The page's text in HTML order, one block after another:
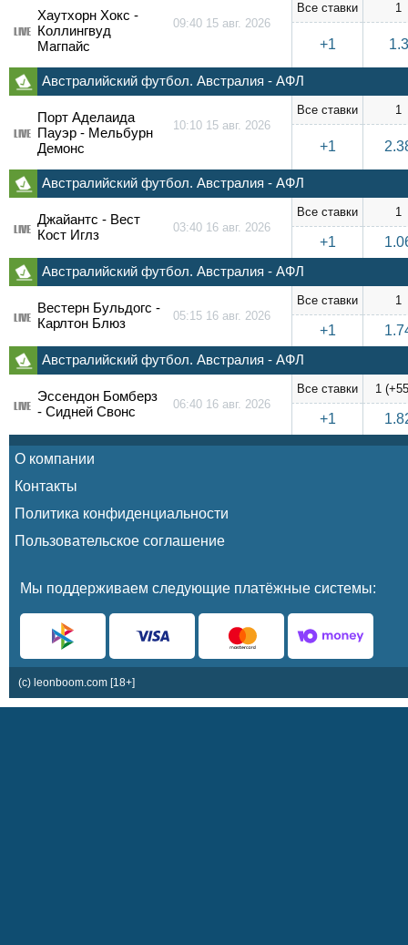
Хаутхорн Хокс -
Коллингвуд
Магпайс
09:40 15 авг. 2026
LIVE
Все ставки 1
+1 1.3
Австралийский футбол. Австралия - АФЛ
Порт Аделаида
Пауэр - Мельбурн
Демонс
10:10 15 авг. 2026
LIVE
Все ставки 1
+1
Австралийский футбол. Австралия - АФЛ
Джайантс - Вест
Кост Иглз
03:40 16 авг. 2026
LIVE
Все ставки 1
+1
Австралийский футбол. Австралия - АФЛ
Вестерн Бульдогс -
Карлтон Блюз
05:15 16 авг. 2026
LIVE
Все ставки 1
+1
Австралийский футбол. Австралия - АФЛ
Эссендон Бомберз
- Сидней Свонс
06:40 16 авг. 2026
LIVE
Все ставки 1
+1
О компании
Контакты
Политика конфиденциальности
Пользовательское соглашение
Мы поддерживаем следующие платёжные системы:
(c) leonboom.com [18+]